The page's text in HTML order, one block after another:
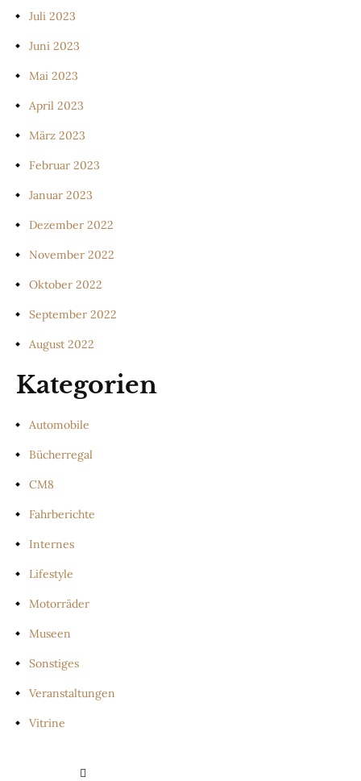
Juli 2023
Juni 2023
Mai 2023
April 2023
März 2023
Februar 2023
Januar 2023
Dezember 2022
November 2022
Oktober 2022
September 2022
August 2022
Kategorien
Automobile
Bücherregal
CM8
Fahrberichte
Internes
Lifestyle
Motorräder
Museen
Sonstiges
Veranstaltungen
Vitrine